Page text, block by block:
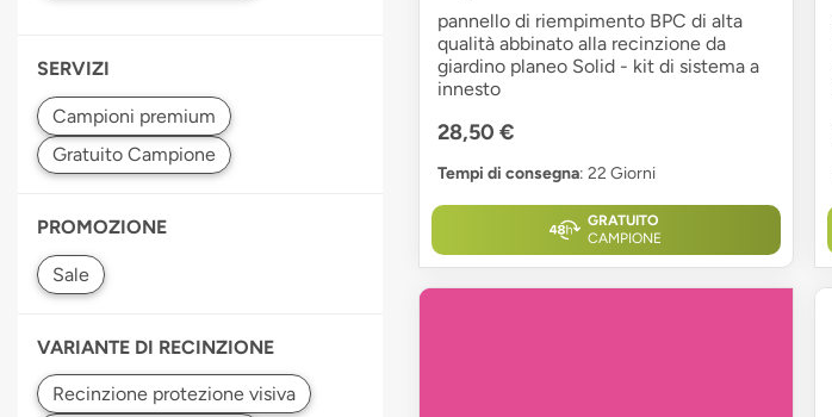
gestures.
SERVIZI
PROMOZIONE
VARIANTE DI RECINZIONE
Recinzione protezione visiva
pannello di riempimento BPC di alta
qualità abbinato alla recinzione da
giardino planeo Solid - kit di sistema a
innesto
28,50 €
Tempi di consegna: 22 Giorni
GRATUITO
CAMPIONE